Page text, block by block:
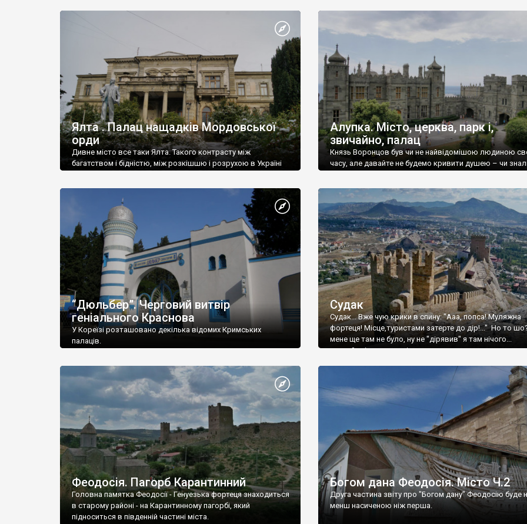
Ялта . Палац нащадків Мордовської
орди
Дивне місто все таки Ялта. Такого контрасту між
багатством і бідністю, між розкішшю і розрухою в Україні
Алупка. Місто, церква, парк і,
звичайно, палац
Князь Воронцов був чи не найвідомішою людиною
часу, але давайте не будемо кривити душею – чи
“Дюльбер”. Черговий витвір
геніального Краснова
У Кореїзі розташовано декілька відомих Кримських
палаців.
Судак
Судак... Вже чую крики в спину: "Ааа, попса! Муляжна
фортеця! Місце,туристами затерте до дір!..." Но то
мене ще там не було, ну не "дірявив" я там нічого...
принаймні до цього літа.
Феодосія. Пагорб Карантинний
Головна памятка Феодосії - Генуезька фортеця знаходиться
в старому районі - на Карантинному пагорбі, який
підноситься в південній частині міста.
Богом дана Феодосія. Місто Ч.2
Друга частина звіту про "Богом дану" Феодосію буде
менш насиченою ніж перша.